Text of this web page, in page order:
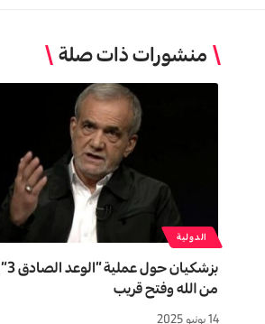
منشورات ذات صلة
الدولية
من الله وفتح قريب
14 يونيو 2025